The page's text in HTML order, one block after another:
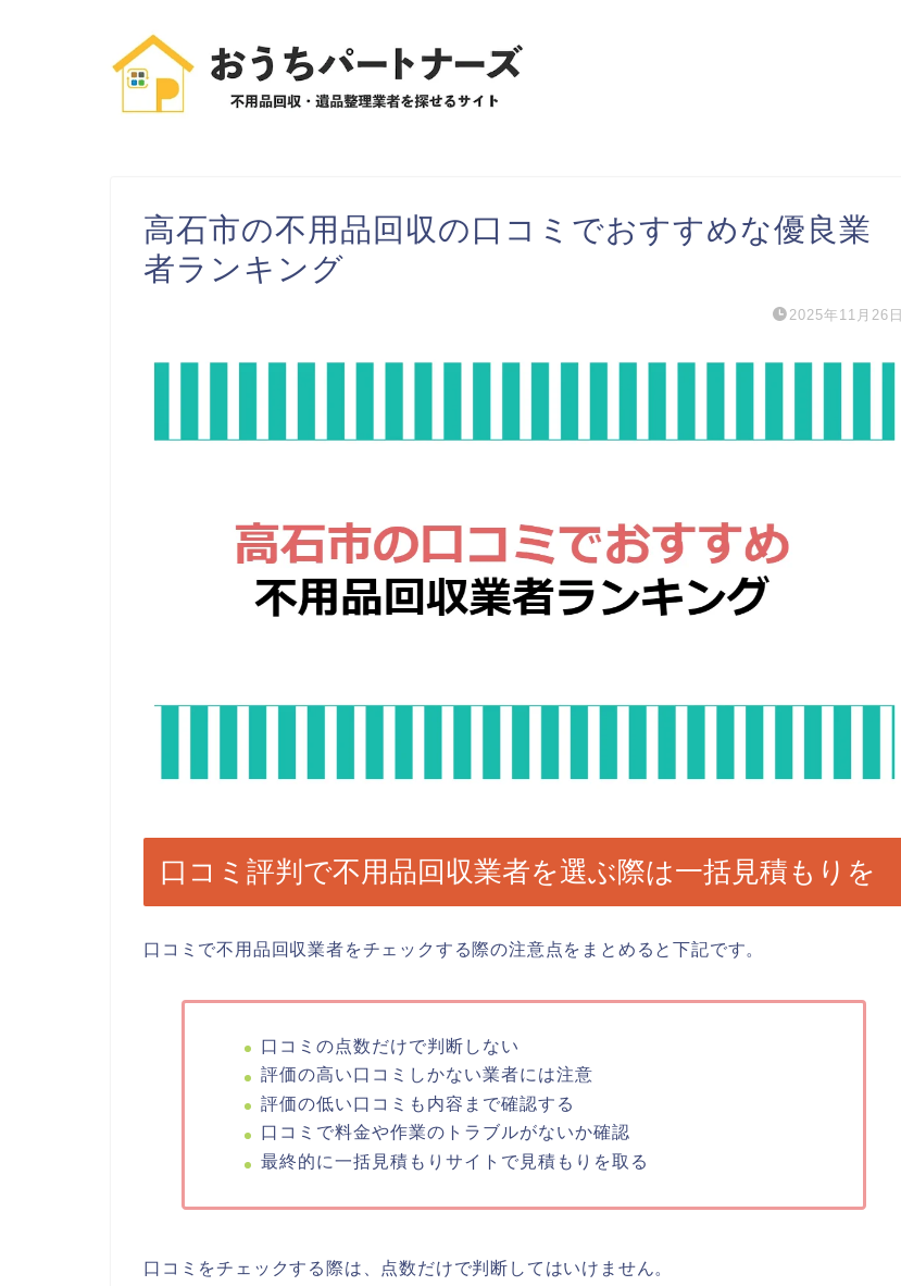
高石市の不用品回収の口コミでおすすめな優良業
者ランキング
2025年11月26日
口コミ評判で不用品回収業者を選ぶ際は一括見積もりを
口コミで不用品回収業者をチェックする際の注意点をまとめると下記です。
口コミの点数だけで判断しない
評価の高い口コミしかない業者には注意
評価の低い口コミも内容まで確認する
口コミで料金や作業のトラブルがないか確認
最終的に一括見積もりサイトで見積もりを取る
口コミをチェックする際は、点数だけで判断してはいけません。